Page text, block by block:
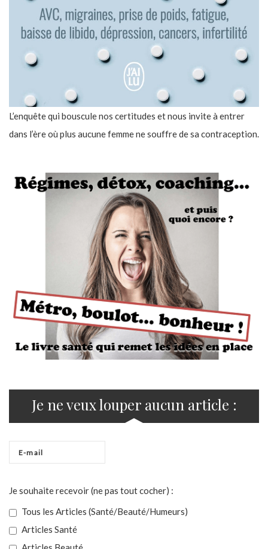
L’enquête qui bouscule nos certitudes et nous invite à entrer
dans l’ère où plus aucune femme ne souffre de sa contraception.
Je ne veux louper aucun article :
Je souhaite recevoir (ne pas tout cocher) :
Tous les Articles (Santé/Beauté/Humeurs)
Articles Santé